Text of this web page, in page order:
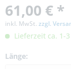
61,00 € *
inkl. MwSt. zzgl.
Lieferzeit ca. 1-
Länge: